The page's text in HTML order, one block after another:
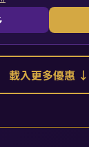
載入更多優惠 ↓